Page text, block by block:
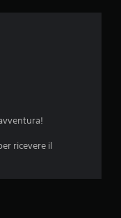
ricevere il